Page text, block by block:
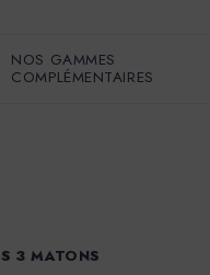
NOS GAMMES
COMPLÉMENTAIRES
3 MATONS